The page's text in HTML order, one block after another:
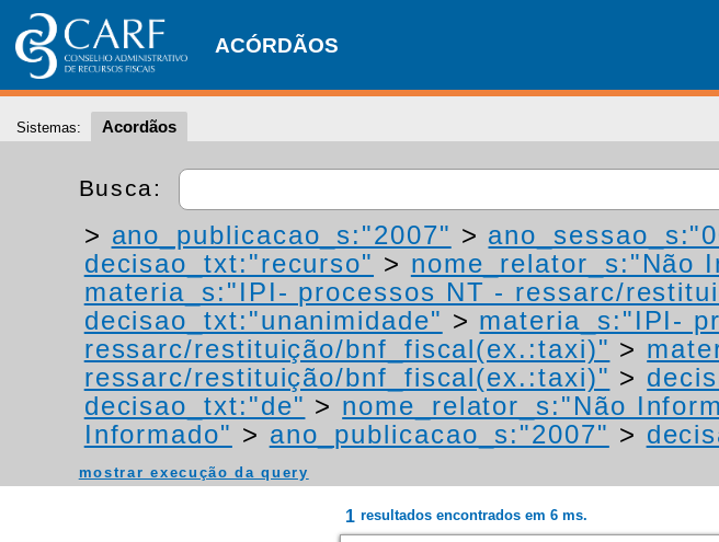
ACÓRDÃOS
Sistemas: Acordãos
Busca:
> ano_publicacao_s:"2007" >
decisao_txt:"recurso" > nome_relator_s:"Não
materia_s:"IPI- processos NT - ressarc/
decisao_txt:"unanimidade" > materia_s:"IPI-
ressarc/restituição/bnf_fiscal(ex.:taxi)" >
ressarc/restituição/bnf_fiscal(ex.:taxi)" >
decisao_txt:"de" > nome_relator_s:"Não
Informado" > ano_publicacao_s:"2007" >
mostrar execução da query
1 resultados encontrados em 6 ms.